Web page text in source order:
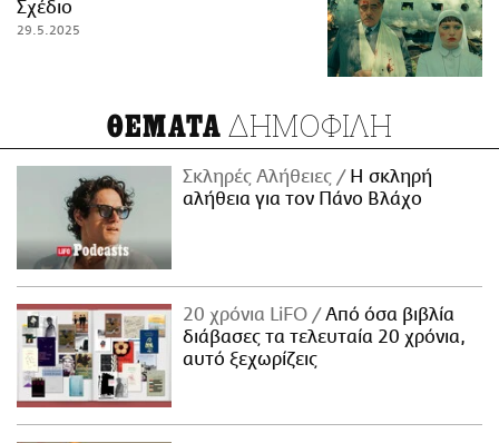
Σχέδιο
29.5.2025
ΘΕΜΑΤΑ ΔΗΜΟΦΙΛΗ
Σκληρές Αλήθειες
H σκληρή
αλήθεια για τον Πάνο Βλάχο
20 χρόνια LiFO
Από όσα βιβλία
διάβασες τα τελευταία 20 χρόνια,
αυτό ξεχωρίζεις